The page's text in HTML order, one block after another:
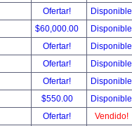
Ofertar!
Disponible
$60,000.00
Disponible
Ofertar!
Disponible
Ofertar!
Disponible
Ofertar!
Disponible
$550.00
Disponible
Ofertar!
Vendido!